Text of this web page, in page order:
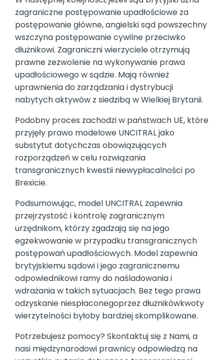
zagraniczne postępowanie upadłościowe za
postępowanie główne, angielski sąd powszechny
wszczyna postępowanie cywilne przeciwko
dłużnikowi. Zagraniczni wierzyciele otrzymują
prawne zezwolenie na wykonywanie prawa
upadłościowego w sądzie. Mają również
uprawnienia do zarządzania i dystrybucji
nabytych aktywów z siedzibą w Wielkiej Brytanii.
Podobny proces zachodzi w państwach UE, które
przyjęły prawo modelowe UNCITRAL jako
substytut dotychczas obowiązujących
rozporządzeń w celu rozwiązania
transgranicznych kwestii niewypłacalności po
Brexicie.
Podsumowując, model UNCITRAL zapewnia
przejrzystość i kontrolę zagranicznym
urzędnikom, którzy zgadzają się na jego
egzekwowanie w przypadku transgranicznych
postępowań upadłościowych. Model zapewnia
brytyjskiemu sądowi i jego zagranicznemu
odpowiednikowi ramy do naśladowania i
wdrażania w takich sytuacjach. Bez tego prawa
odzyskanie niespłaconegoprzez dłużnikówkwoty
wierzytelności byłoby bardziej skomplikowane.
Potrzebujesz pomocy? Skontaktuj się z Nami, a
nasi międzynarodowi prawnicy odpowiedzą na